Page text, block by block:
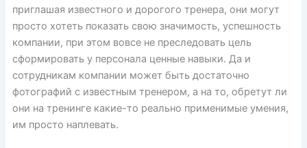
приглашая известного и дорогого тренера, они могут
просто хотеть показать свою значимость, успешность
компании, при этом вовсе не преследовать цель
сформировать у персонала ценные навыки. Да и
сотрудникам компании может быть достаточно
фотографий с известным тренером, а на то, обретут ли
они на тренинге какие-то реально применимые умения,
им просто наплевать.